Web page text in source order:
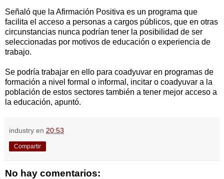
Señaló que la Afirmación Positiva es un programa que
facilita el acceso a personas a cargos públicos, que en otras
circunstancias nunca podrían tener la posibilidad de ser
seleccionadas por motivos de educación o experiencia de
trabajo.
Se podría trabajar en ello para coadyuvar en programas de
formación a nivel formal o informal, incitar o coadyuvar a la
población de estos sectores también a tener mejor acceso a
la educación, apuntó.
industry en 20:53
Compartir
No hay comentarios: